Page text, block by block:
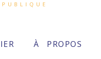
À PROPOS